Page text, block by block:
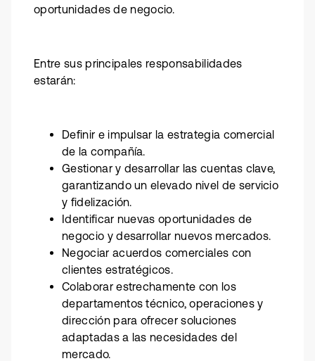
oportunidades de negocio.
Entre sus principales responsabilidades
estarán:
Definir e impulsar la estrategia comercial
de la compañía.
Gestionar y desarrollar las cuentas clave,
garantizando un elevado nivel de servicio
y fidelización.
Identificar nuevas oportunidades de
negocio y desarrollar nuevos mercados.
Negociar acuerdos comerciales con
clientes estratégicos.
Colaborar estrechamente con los
departamentos técnico, operaciones y
dirección para ofrecer soluciones
adaptadas a las necesidades del
mercado.